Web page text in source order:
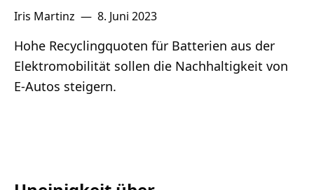
Iris Martinz — 8. Juni 2023
Hohe Recyclingquoten für Batterien aus der
Elektromobilität sollen die Nachhaltigkeit von
E-Autos steigern.